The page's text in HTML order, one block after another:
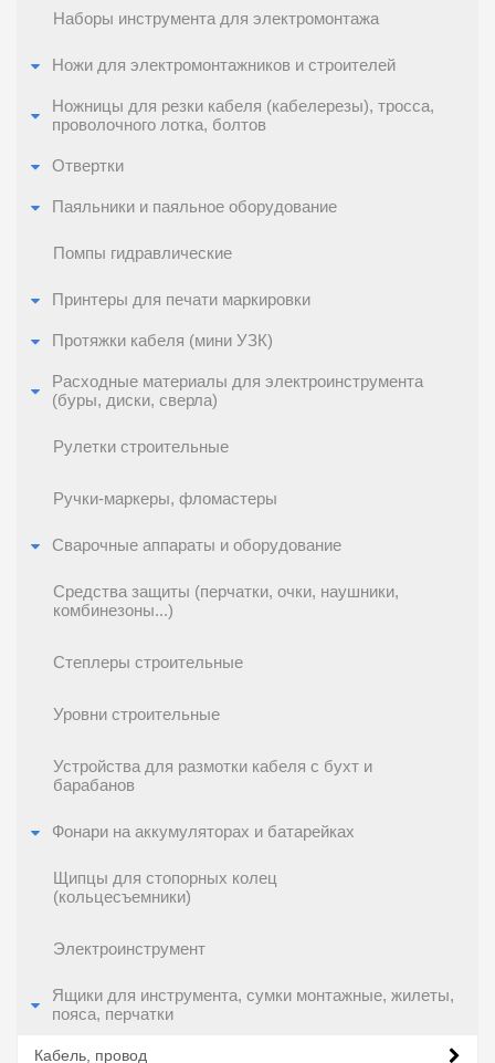
Наборы инструмента для электромонтажа
Ножи для электромонтажников и строителей
Ножницы для резки кабеля (кабелерезы), тросса,
проволочного лотка, болтов
Отвертки
Паяльники и паяльное оборудование
Помпы гидравлические
Принтеры для печати маркировки
Протяжки кабеля (мини УЗК)
Расходные материалы для электроинструмента
(буры, диски, сверла)
Рулетки строительные
Ручки-маркеры, фломастеры
Сварочные аппараты и оборудование
Средства защиты (перчатки, очки, наушники,
комбинезоны...)
Степлеры строительные
Уровни строительные
Устройства для размотки кабеля с бухт и
барабанов
Фонари на аккумуляторах и батарейках
Щипцы для стопорных колец
(кольцесъемники)
Электроинструмент
Ящики для инструмента, сумки монтажные, жилеты,
пояса, перчатки
Кабель, провод